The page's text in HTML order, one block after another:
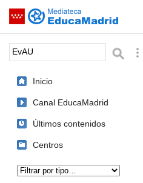
Saltar navegación
Palabra o frase:
Inicio
Canal EducaMadrid
Últimos contenidos
Centros